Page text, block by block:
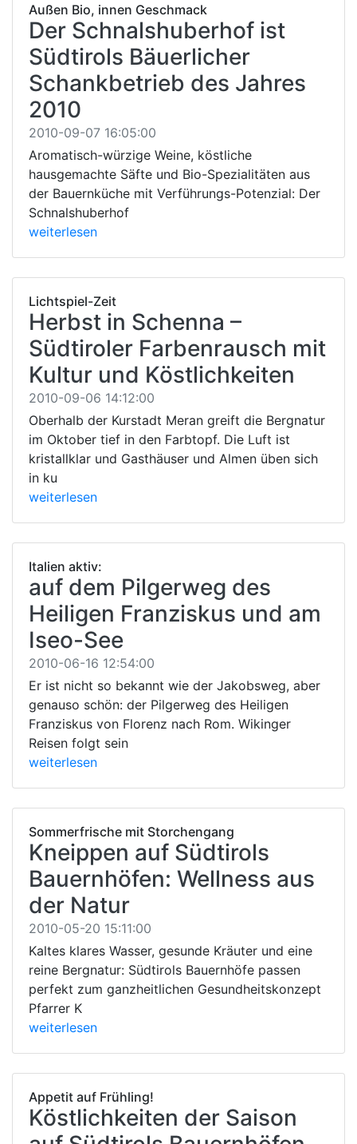
Außen Bio, innen Geschmack
Der Schnalshuberhof ist
Südtirols Bäuerlicher
Schankbetrieb des Jahres
2010
2010-09-07 16:05:00
Aromatisch-würzige Weine, köstliche
hausgemachte Säfte und Bio-Spezialitäten aus
der Bauernküche mit Verführungs-Potenzial: Der
Schnalshuberhof
weiterlesen
Lichtspiel-Zeit
Herbst in Schenna –
Südtiroler Farbenrausch mit
Kultur und Köstlichkeiten
2010-09-06 14:12:00
Oberhalb der Kurstadt Meran greift die Bergnatur
im Oktober tief in den Farbtopf. Die Luft ist
kristallklar und Gasthäuser und Almen üben sich
in ku
weiterlesen
Italien aktiv:
auf dem Pilgerweg des
Heiligen Franziskus und am
Iseo-See
2010-06-16 12:54:00
Er ist nicht so bekannt wie der Jakobsweg, aber
genauso schön: der Pilgerweg des Heiligen
Franziskus von Florenz nach Rom. Wikinger
Reisen folgt sein
weiterlesen
Sommerfrische mit Storchengang
Kneippen auf Südtirols
Bauernhöfen: Wellness aus
der Natur
2010-05-20 15:11:00
Kaltes klares Wasser, gesunde Kräuter und eine
reine Bergnatur: Südtirols Bauernhöfe passen
perfekt zum ganzheitlichen Gesundheitskonzept
Pfarrer K
weiterlesen
Appetit auf Frühling!
Köstlichkeiten der Saison